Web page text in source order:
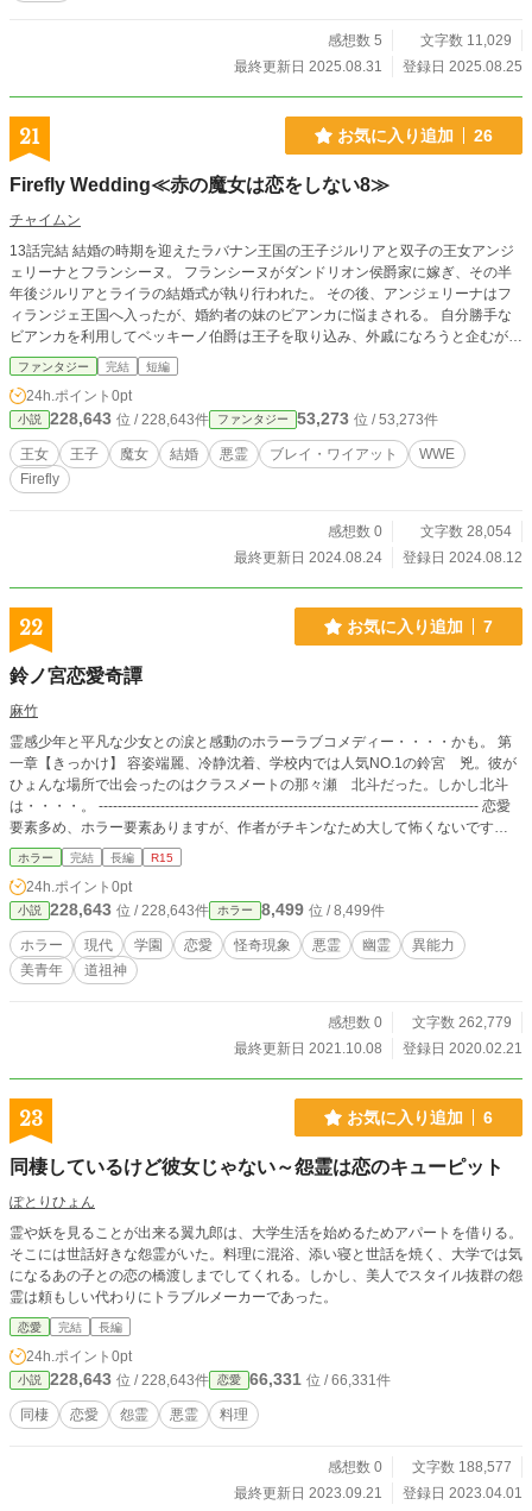
感想数 5
文字数 11,029
最終更新日 2025.08.31
登録日 2025.08.25
21 お気に入り追加 26
Firefly Wedding≪赤の魔女は恋をしない8≫
チャイムン
13話完結 結婚の時期を迎えたラバナン王国の王子ジルリアと双子の王女アンジ
ェリーナとフランシーヌ。 フランシーヌがダンドリオン侯爵家に嫁ぎ、その半
年後ジルリアとライラの結婚式が執り行われた。 その後、アンジェリーナはフ
ィランジェ王国へ入ったが、婚約者の妹のビアンカに悩まされる。 自分勝手な
ビアンカを利用してベッキーノ伯爵は王子を取り込み、外戚になろうと企むがあ
っけなく阻まれる。 ビアンカを持て余したフィランジェ王国一同は、アンジェ
リーナの取り成しで修道院に入る前の最後の機会を与えるため、アンジェリーナ
の祖国のラバナン王国へ行儀見習いに出すことになった。 ビアンカがやってき
たラバナン王国では不気味な事件が頻発し、末っ子の十一歳になったばかりのベ
アトリスがデーティアを伴ない解決に導く。 ≪赤の魔女は恋をしない8≫ 2023
年8月24日に36歳の若さで亡くなったブレイ・ワイアットことウィンダム・ロタ
ンダに捧げる、私のFireflyです あの世界観(Gimmick)が大好きでした 大好きなFir
客席は暗闇 そこで観客がスマホのライトを静かに振るのです WWEでのリングネ
をお借りしました 彼のキャラクターのいくつかに着想を得たのが悪霊(The Fien
d)とロタンダです He's got the whole world in his hands #ThankYouBray 楽しい
悪夢をありがとう 追記 現在WWEのRAWでは、ブレイ・ワイアットのレガシー
のGimmickであるWyatt Sick6が始動しました。ご興味のある方は、火曜日21時
からABEMAの格闘チャンネルをご覧くださいませ。
ファンタジー 完結 短編
24h.ポイント 0pt
小説 228,643 位 / 228,643件 ファンタジー 53,273 位 / 53,273件
王女 王子 魔女 結婚 悪霊 ブレイ・ワイアット
WWE
Firefly
感想数 0
文字数 28,054
最終更新日 2024.08.24
登録日 2024.08.12
22 お気に入り追加 7
鈴ノ宮恋愛奇譚
麻竹
霊感少年と平凡な少女との涙と感動のホラーラブコメディー・・・・かも。 第
一章【きっかけ】 容姿端麗、冷静沈着、学校内では人気NO.1の鈴宮 兇。彼が
ひょんな場所で出会ったのはクラスメートの那々瀬 北斗だった。しかし北斗
は・・・・。 -------------------------------------------------------------------------------- 恋愛
要素多め、ホラー要素ありますが、作者がチキンなため大して怖くないです
ホラー 完結 長編 R15
24h.ポイント 0pt
小説 228,643 位 / 228,643件 ホラー 8,499 位 / 8,499件
ホラー 現代 学園 恋愛 怪奇現象 悪霊 幽霊
異能力
美青年
道祖神
感想数 0
文字数 262,779
最終更新日 2021.10.08
登録日 2020.02.21
23 お気に入り追加 6
同棲しているけど彼女じゃない～怨霊は恋のキューピット
ぽとりひょん
霊や妖を見ることが出来る翼九郎は、大学生活を始めるためアパートを借りる。
そこには世話好きな怨霊がいた。料理に混浴、添い寝と世話を焼く、大学では気
になるあの子との恋の橋渡しまでしてくれる。しかし、美人でスタイル抜群の怨
霊は頼もしい代わりにトラブルメーカーであった。
恋愛 完結 長編
24h.ポイント 0pt
小説 228,643 位 / 228,643件 恋愛 66,331 位 / 66,331件
同棲 恋愛 怨霊 悪霊 料理
感想数 0
文字数 188,577
最終更新日 2023.09.21
登録日 2023.04.01